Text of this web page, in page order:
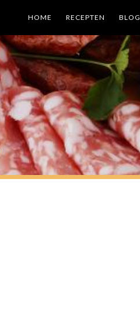
HOME RECEPTEN BLOG